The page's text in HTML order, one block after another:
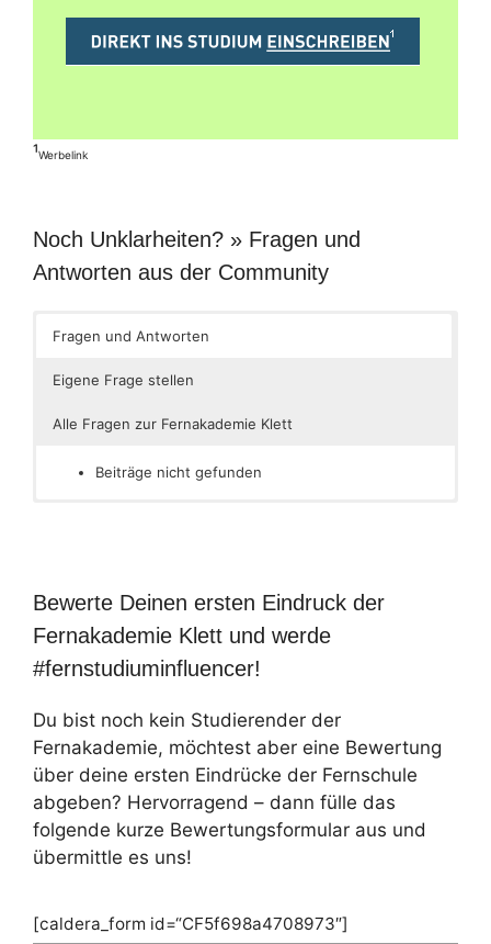
¹Werbelink
Noch Unklarheiten? » Fragen und
Antworten aus der Community
Fragen und Antworten
Eigene Frage stellen
Alle Fragen zur Fernakademie Klett
Beiträge nicht gefunden
Bewerte Deinen ersten Eindruck der
Fernakademie Klett und werde
#fernstudiuminfluencer!
Du bist noch kein Studierender der
Fernakademie, möchtest aber eine Bewertung
über deine ersten Eindrücke der Fernschule
abgeben? Hervorragend – dann fülle das
folgende kurze Bewertungsformular aus und
übermittle es uns!
[caldera_form id=“CF5f698a4708973″]